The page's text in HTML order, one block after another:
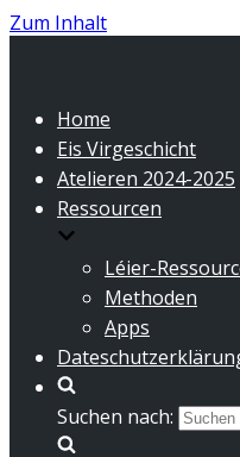
Zum Inhalt
Home
Eis Virgeschicht
Atelieren 2024-2025
Ressourcen
Léier-
Methoden
Apps
Suchen nach: